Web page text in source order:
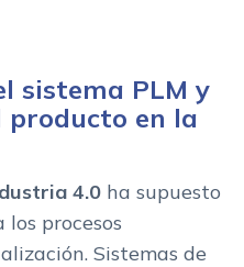
del ciclo de vida del
sistema PLM y
producto en la
4.0 ha supuesto
procesos
Sistemas de